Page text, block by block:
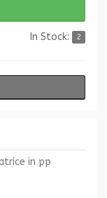
In Stock: 2